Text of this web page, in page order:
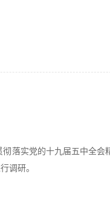
落实党的十九届五中全
调研。